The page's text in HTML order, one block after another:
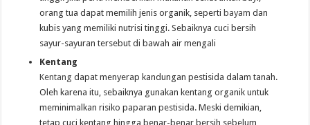
orang tua dapat memilih jenis organik, seperti bayam dan
kubis yang memiliki nutrisi tinggi. Sebaiknya cuci bersih
sayur-sayuran tersebut di bawah air mengali
Kentang
Kentang dapat menyerap kandungan pestisida dalam tanah.
Oleh karena itu, sebaiknya gunakan kentang organik untuk
meminimalkan risiko paparan pestisida. Meski demikian,
tetap cuci kentang hingga benar-benar bersih sebelum